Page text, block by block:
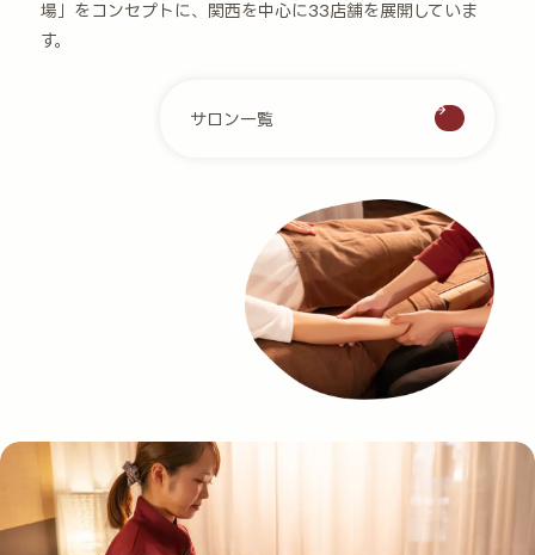
場」をコンセプトに、関西を中心に33店舗を展開していま
す。
サロン一覧